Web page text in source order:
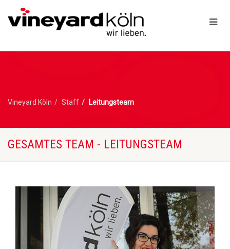
Vineyard Köln Staff Leitungsteam
GESAMTES TEAM - LEITUNGSTEAM